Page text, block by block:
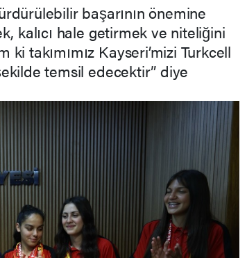
başarının önemine
kalıcı hale getirmek ve niteliğini
takımımız Kayseri’mizi Turkcell
temsil edecektir” diye